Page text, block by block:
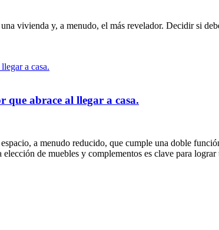
vivienda y, a menudo, el más revelador. Decidir si
que abrace al llegar a casa.
a menudo reducido, que cumple una doble
de muebles y complementos es clave para